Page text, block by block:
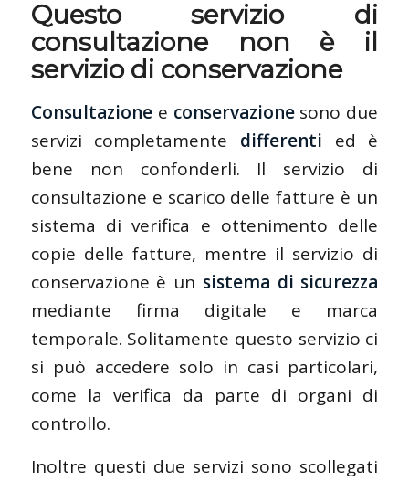
Questo servizio di
consultazione non è il
servizio di conservazione
Consultazionee conservazionesono due
servizi completamente differenti ed è
bene non confonderli. Il servizio di
consultazione e scarico delle fatture è un
sistema di verifica e ottenimento delle
copie delle fatture, mentre il servizio di
conservazione è un sistema di sicurezza
mediante firma digitale e marca
temporale. Solitamente questo servizio ci
si può accedere solo in casi particolari,
come la verifica da parte di organi di
controllo.
Inoltre questi due servizi sono scollegati